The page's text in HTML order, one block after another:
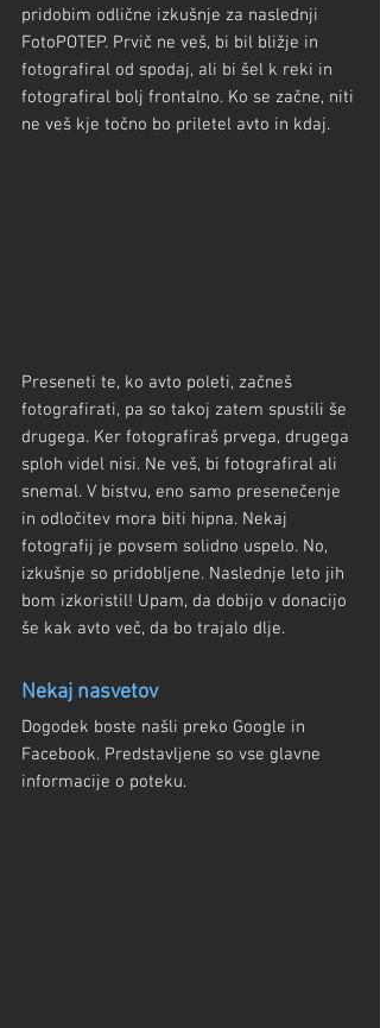
pridobim odlične izkušnje za naslednji
FotoPOTEP. Prvič ne veš, bi bil bližje in
fotografiral od spodaj, ali bi šel k reki in
fotografiral bolj frontalno. Ko se začne, niti
ne veš kje točno bo priletel avto in kdaj.
Preseneti te, ko avto poleti, začneš
fotografirati, pa so takoj zatem spustili še
drugega. Ker fotografiraš prvega, drugega
sploh videl nisi. Ne veš, bi fotografiral ali
snemal. V bistvu, eno samo presenečenje
in odločitev mora biti hipna. Nekaj
fotografij je povsem solidno uspelo. No,
izkušnje so pridobljene. Naslednje leto jih
bom izkoristil! Upam, da dobijo v donacijo
še kak avto več, da bo trajalo dlje.
Nekaj nasvetov
Dogodek boste našli preko Google in
Facebook. Predstavljene so vse glavne
informacije o poteku.